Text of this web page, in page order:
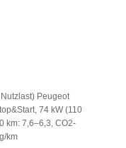
Peugeot
74 kW (110
km: 7,6–6,3, CO2-
km